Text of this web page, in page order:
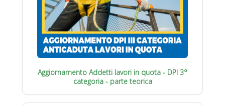
Aggiornamento Addetti lavori in quota - DPI 3°
categoria - parte teorica